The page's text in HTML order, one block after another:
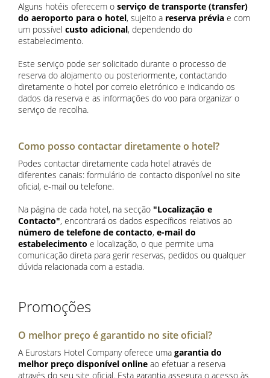
Alguns hotéis oferecem o serviço de transporte (transfer)
do aeroporto para o hotel, sujeito a reserva prévia e com
um possível custo adicional, dependendo do
estabelecimento.
Este serviço pode ser solicitado durante o processo de
reserva do alojamento ou posteriormente, contactando
diretamente o hotel por correio eletrónico e indicando os
dados da reserva e as informações do voo para organizar o
serviço de recolha.
Como posso contactar diretamente o hotel?
Podes contactar diretamente cada hotel através de
diferentes canais: formulário de contacto disponível no site
oficial, e-mail ou telefone.
Na página de cada hotel, na secção "Localização e
Contacto", encontrará os dados específicos relativos ao
número de telefone de contacto, e-mail do
estabelecimento e localização, o que permite uma
comunicação direta para gerir reservas, pedidos ou qualquer
dúvida relacionada com a estadia.
Promoções
O melhor preço é garantido no site oficial?
A Eurostars Hotel Company oferece uma garantia do
melhor preço disponível online ao efetuar a reserva
através do seu site oficial. Esta garantia assegura o acesso às